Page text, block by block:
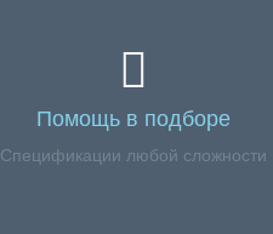
Помощь в подборе
Спецификации любой сложности